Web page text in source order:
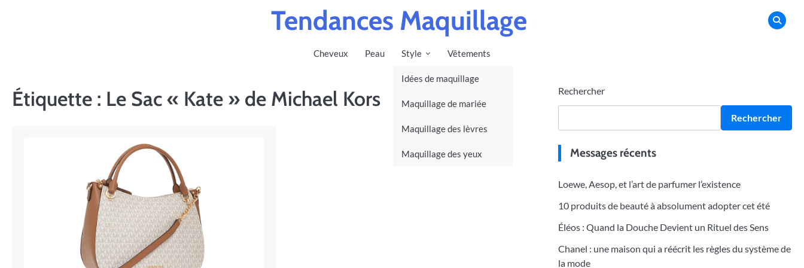
Tendances Maquillage
Cheveux Peau Style
Idées de maquillage
Maquillage de mariée
Maquillage des lèvres
Maquillage des yeux
Vêtements
Étiquette : Le Sac « Kate » de Michael Kors Rechercher
Rechercher
Messages récents
Loewe, Aesop, et l’art de parfumer l’existence
10 produits de beauté à absolument adopter cet été
Éléos : Quand la Douche Devient un Rituel des Sens
Chanel : une maison qui a réécrit les règles du système de
la mode